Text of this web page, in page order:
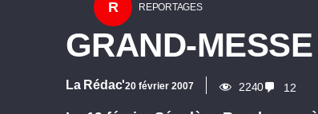
R REPORTAGES
GRAND-
La Rédac'20 février 2007 2240 12